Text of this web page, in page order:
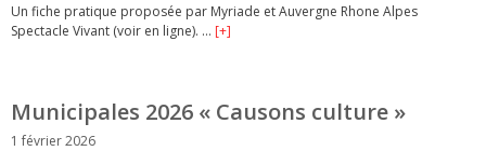
Un fiche pratique proposée par Myriade et Auvergne Rhone Alpes
Spectacle Vivant (voir en ligne). … [+]
Municipales 2026 « Causons culture »
1 février 2026